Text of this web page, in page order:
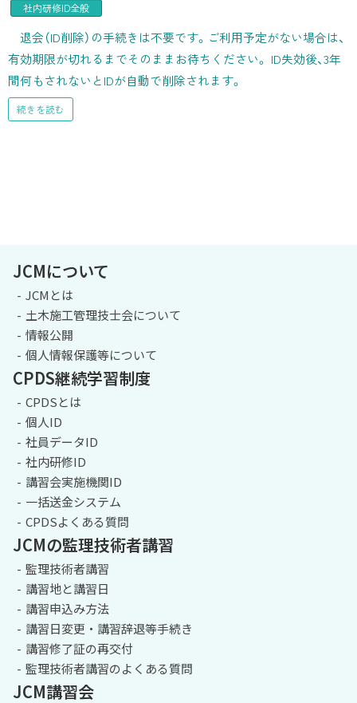
社内研修ID全般
退会（ID削除）の手続きは不要です。ご利用予定がない場合は、
有効期限が切れるまでそのままお待ちください。 ID失効後、3年
間何もされないとIDが自動で削除されます。
続きを読む
JCMについて
JCMとは
土木施工管理技士会について
情報公開
個人情報保護等について
CPDS継続学習制度
CPDSとは
個人ID
社員データID
社内研修ID
講習会実施機関ID
一括送金システム
CPDSよくある質問
JCMの監理技術者講習
監理技術者講習
講習地と講習日
講習申込み方法
講習日変更・講習辞退等手続き
講習修了証の再交付
監理技術者講習のよくある質問
JCM講習会